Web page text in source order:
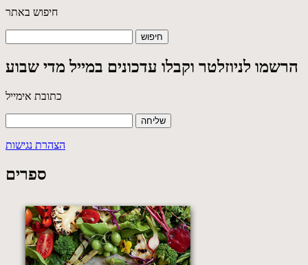
חיפוש באתר
הרשמו לניוזלטר וקבלו עדכונים במייל מדי שבוע
כתובת אימייל
הצהרת נגישות
ספרים